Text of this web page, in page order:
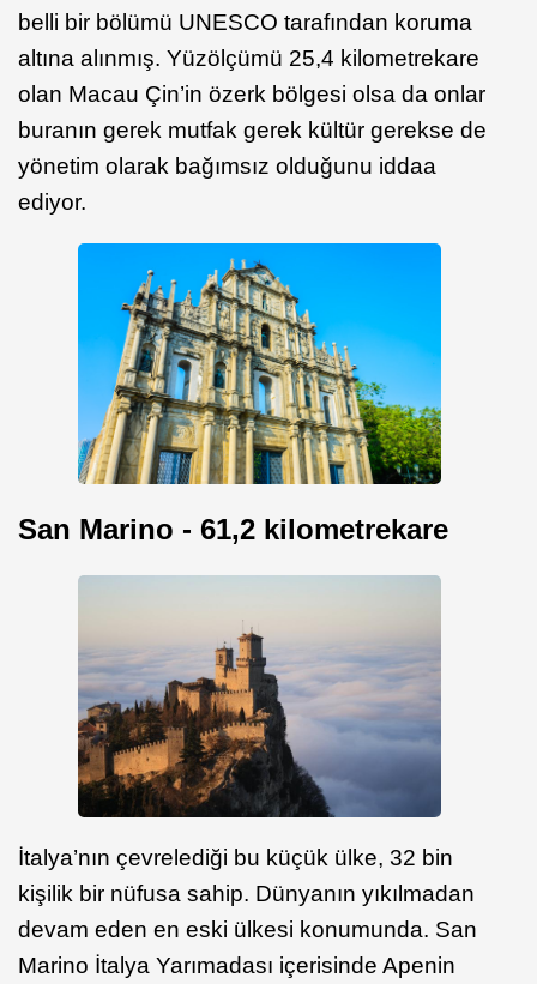
belli bir bölümü UNESCO tarafından koruma
altına alınmış. Yüzölçümü 25,4 kilometrekare
olan Macau Çin’in özerk bölgesi olsa da onlar
buranın gerek mutfak gerek kültür gerekse de
yönetim olarak bağımsız olduğunu iddaa
ediyor.
San Marino - 61,2 kilometrekare
İtalya’nın çevrelediği bu küçük ülke, 32 bin
kişilik bir nüfusa sahip. Dünyanın yıkılmadan
devam eden en eski ülkesi konumunda. San
Marino İtalya Yarımadası içerisinde Apenin